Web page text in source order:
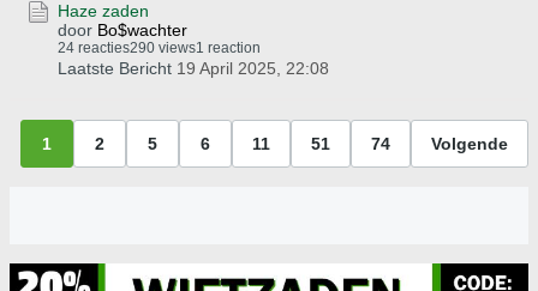
Haze zaden
door Bo$wachter
24 reacties290 views1 reaction
Laatste Bericht 19 April 2025, 22:08
1 2 5 6 11 51 74 Volgende